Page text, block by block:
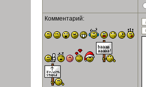
Комментарий: